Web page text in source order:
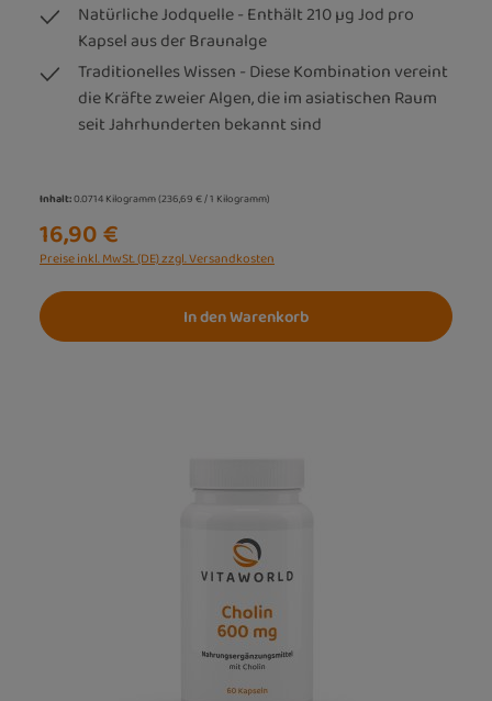
Natürliche Jodquelle - Enthält 210 µg Jod pro
Kapsel aus der Braunalge
Traditionelles Wissen - Diese Kombination vereint
die Kräfte zweier Algen, die im asiatischen Raum
seit Jahrhunderten bekannt sind
Inhalt:0.0714 Kilogramm(236,69 € / 1 Kilogramm)
16,90 €
Preise inkl. MwSt. (DE) zzgl. Versandkosten
In den Warenkorb